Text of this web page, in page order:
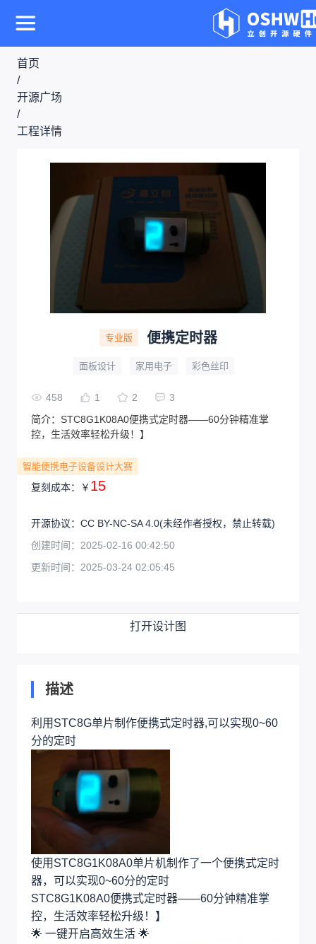
首页
/
开源广场
/
工程详情
专业版 便携定时器
面板设计 家用电子 彩色丝印
458 1 2
3
简介： STC8G1K08A0便携式定时器——60分钟精准掌
控，生活效率轻松升级！】
智能便携电子设备设计大赛
复刻成本： ￥ 15
开源协议： CC BY-NC-SA 4.0(未经作者授权，禁止转载)
创建时间： 2025-02-16 00:42:50
更新时间： 2025-03-24 02:05:45
打开设计图
描述
利用STC8G单片制作便携式定时器,可以实现0~60
分的定时
使用STC8G1K08A0单片机制作了一个便携式定时
器，可以实现0~60分的定时
STC8G1K08A0便携式定时器——60分钟精准掌
控，生活效率轻松升级！】
🌟 一键开启高效生活 🌟